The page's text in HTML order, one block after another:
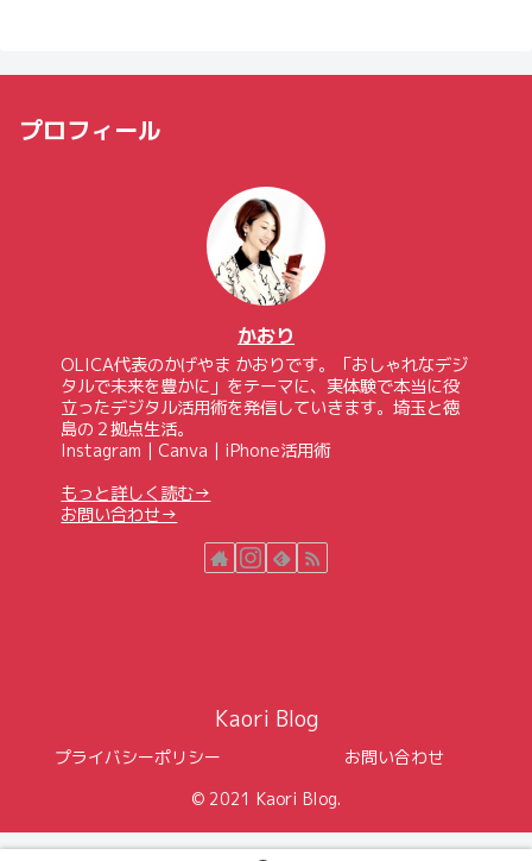
プロフィール
かおり
OLICA代表のかげやま かおりです。「おしゃれなデジ
タルで未来を豊かに」をテーマに、実体験で本当に役
立ったデジタル活用術を発信していきます。埼玉と徳
島の２拠点生活。
Instagram｜Canva｜iPhone活用術
もっと詳しく読む→
お問い合わせ→
Kaori Blog
プライバシーポリシー
お問い合わせ
© 2021 Kaori Blog.